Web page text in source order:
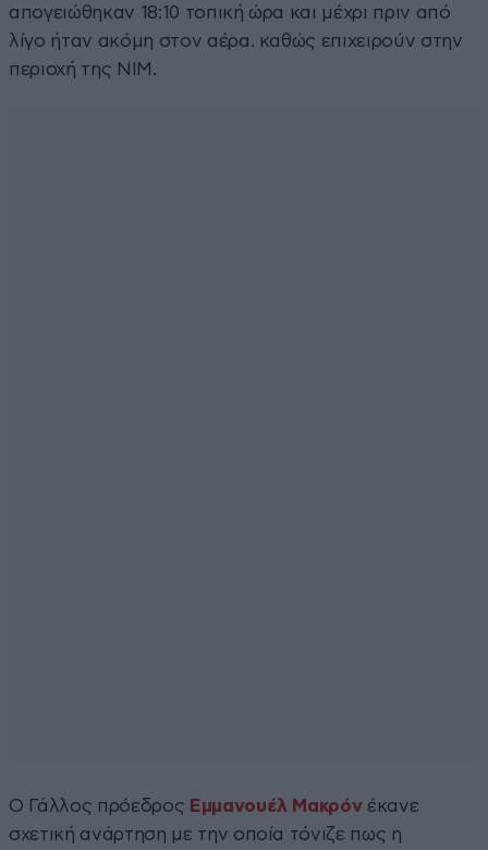
απογειώθηκαν 18:10 τοπική ώρα και μέχρι πριν από
λίγο ήταν ακόμη στον αέρα. καθώς επιχειρούν στην
περιοχή της ΝΙΜ.
Ο Γάλλος πρόεδρος Εμμανουέλ Μακρόνέκανε
σχετική ανάρτηση με την οποία τόνιζε πως η